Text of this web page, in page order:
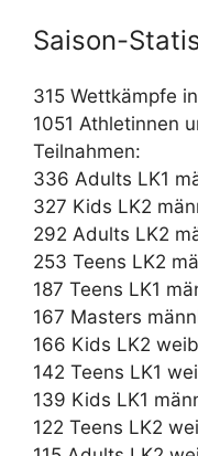
Saison-
315 Wettkämpfe
1051 Athletinnen
Teilnahmen:
336 Adults LK1
327 Kids LK2
292 Adults LK2
253 Teens LK2
187 Teens LK1
167 Masters
166 Kids LK2
142 Teens LK1
139 Kids LK1
122 Teens LK2